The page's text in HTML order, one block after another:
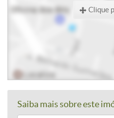
Clique
Saiba mais sobre este